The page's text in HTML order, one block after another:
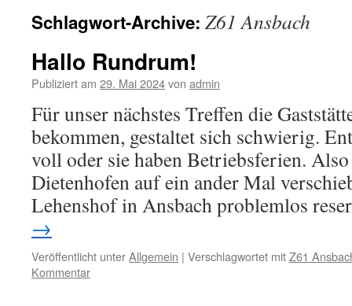
Schlagwort-Archive: Z61 Ansbach
Hallo Rundrum!
Publiziert am 29. Mai 2024von admin
Für unser nächstes Treffen die
bekommen, gestaltet sich schwierig.
voll oder sie haben Betriebsferien.
Dietenhofen auf ein ander Mal
Lehenshof in Ansbach problemlos
→
Veröffentlicht unterAllgemein | Verschlagwortet mitZ61
Kommentar